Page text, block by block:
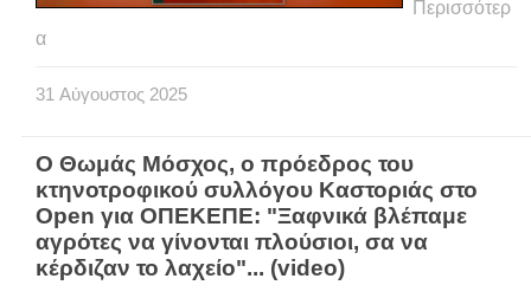
Περισσότερ
α
31 Αύγουστος 2025
Ο Θωμάς Μόσχος, ο πρόεδρος του
κτηνοτροφικού συλλόγου Καστοριάς στο
Open για ΟΠΕΚΕΠΕ: "Ξαφνικά βλέπαμε
αγρότες να γίνονται πλούσιοι, σα να
κέρδιζαν το λαχείο"... (video)